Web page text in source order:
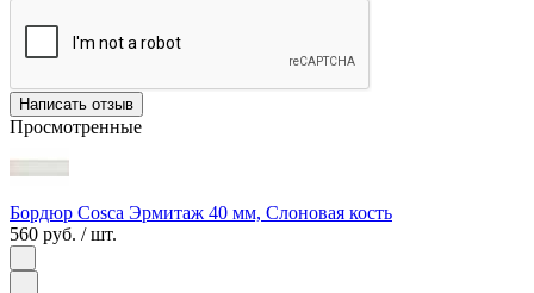
Написать отзыв
Просмотренные
Бордюр Cosca Эрмитаж 40 мм, Слоновая кость
560 руб. / шт.